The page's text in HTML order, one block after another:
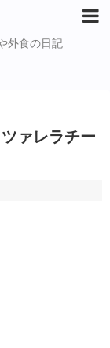
外食の日記
ァレラチー